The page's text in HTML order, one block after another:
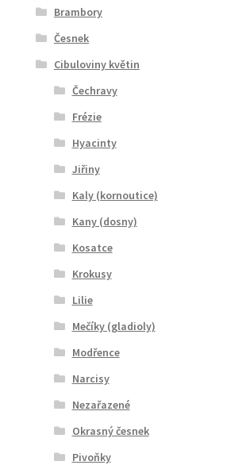
Brambory
Česnek
Cibuloviny květin
Čechravy
Frézie
Hyacinty
Jiřiny
Kaly (kornoutice)
Kany (dosny)
Kosatce
Krokusy
Lilie
Mečíky (gladioly)
Modřence
Narcisy
Nezařazené
Okrasný česnek
Pivoňky